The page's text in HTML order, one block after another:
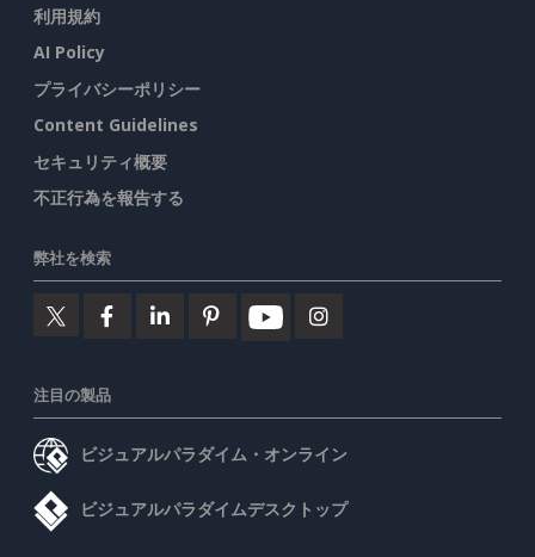
利用規約
AI Policy
プライバシーポリシー
Content Guidelines
セキュリティ概要
不正行為を報告する
弊社を検索
注目の製品
ビジュアルパラダイム・オンライン
ビジュアルパラダイムデスクトップ